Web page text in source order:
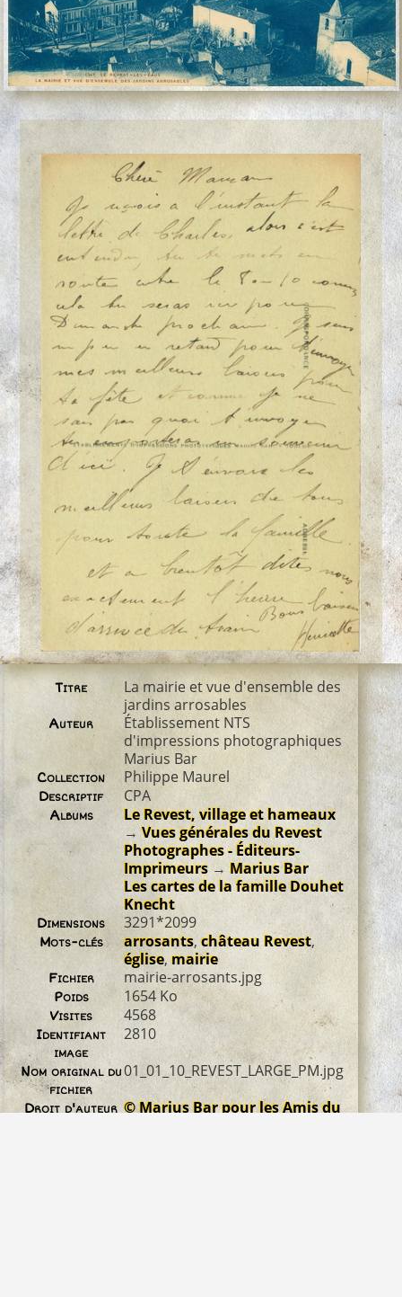
Titre
La mairie et vue d'ensemble des
jardins arrosables
Auteur
Établissement NTS
d'impressions photographiques
Marius Bar
Collection Philippe Maurel
Descriptif CPA
Albums
Le Revest, village et hameaux
→Vues générales du Revest
Photographes - Éditeurs-
Imprimeurs→ Marius Bar
Les cartes de la famille Douhet
Knecht
Dimensions 3291*2099
Mots-clés arrosants,château Revest,
église, mairie
Fichier mairie-arrosants.jpg
Poids 1654 Ko
Visites 4568
Identifiant
image
2810
Nom original du
fichier
01_01_10_REVEST_LARGE_PM.jpg
Droit d'auteur © Marius Bar pour les Amis du